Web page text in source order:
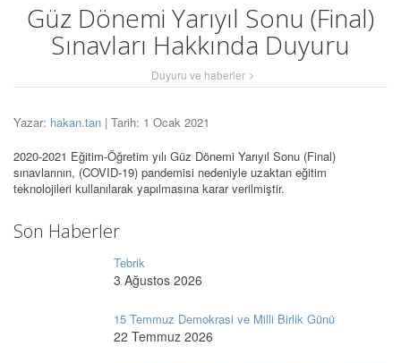
Güz Dönemi Yarıyıl Sonu (Final)
Sınavları Hakkında Duyuru
Duyuru ve haberler
Yazar: hakan.tan | Tarih: 1 Ocak 2021
2020-2021 Eğitim-Öğretim yılı Güz Dönemi Yarıyıl Sonu (Final)
sınavlarının, (COVID-19) pandemisi nedeniyle uzaktan eğitim
teknolojileri kullanılarak yapılmasına karar verilmiştir.
Son Haberler
Tebrik
3 Ağustos 2026
15 Temmuz Demokrasi ve Milli Birlik Günü
22 Temmuz 2026